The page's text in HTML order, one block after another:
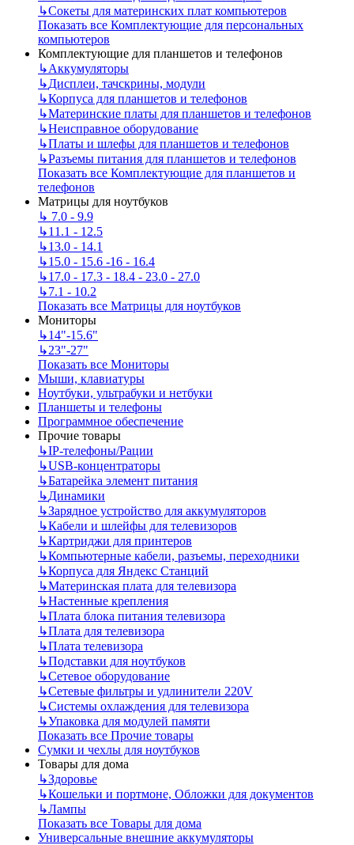
↳Сокеты для материнских плат компьютеров
Показать все Комплектующие для персональных
компьютеров
Комплектующие для планшетов и телефонов
↳Аккумуляторы
↳Дисплеи, тачскрины, модули
↳Корпуса для планшетов и телефонов
↳Материнские платы для планшетов и телефонов
↳Неисправное оборудование
↳Платы и шлефы для планшетов и телефонов
↳Разъемы питания для планшетов и телефонов
Показать все Комплектующие для планшетов и
телефонов
Матрицы для ноутбуков
↳ 7.0 - 9.9
↳11.1 - 12.5
↳13.0 - 14.1
↳15.0 - 15.6 -16 - 16.4
↳17.0 - 17.3 - 18.4 - 23.0 - 27.0
↳7.1 - 10.2
Показать все Матрицы для ноутбуков
Мониторы
↳14"-15.6"
↳23"-27"
Показать все Мониторы
Мыши, клавиатуры
Ноутбуки, ультрабуки и нетбуки
Планшеты и телефоны
Программное обеспечение
Прочие товары
↳IP‑телефоны/Рации
↳USB-концентраторы
↳Батарейка элемент питания
↳Динамики
↳Зарядное устройство для аккумуляторов
↳Кабели и шлейфы для телевизоров
↳Картриджи для принтеров
↳Компьютерные кабели, разъемы, переходники
↳Корпуса для Яндекс Станций
↳Материнская плата для телевизора
↳Настенные крепления
↳Плата блока питания телевизора
↳Плата для телевизора
↳Плата телевизора
↳Подставки для ноутбуков
↳Сетевое оборудование
↳Сетевые фильтры и удлинители 220V
↳Системы охлаждения для телевизора
↳Упаковка для модулей памяти
Показать все Прочие товары
Сумки и чехлы для ноутбуков
Товары для дома
↳Здоровье
↳Кошельки и портмоне, Обложки для документов
↳Лампы
Показать все Товары для дома
Универсальные внешние аккумуляторы